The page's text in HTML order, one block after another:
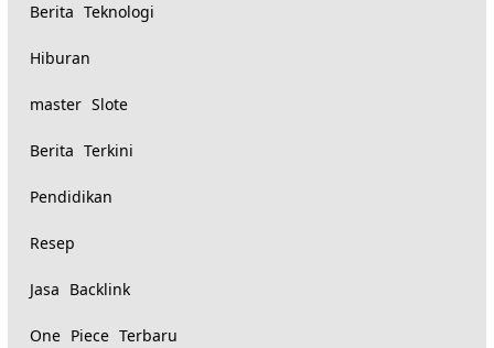
Berita Teknologi
Hiburan
master Slote
Berita Terkini
Pendidikan
Resep
Jasa Backlink
One Piece Terbaru